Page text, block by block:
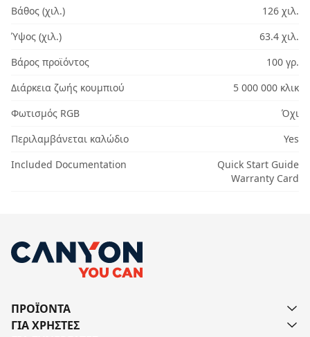
Βάθος (χιλ.)
126 χιλ.
Ύψος (χιλ.)
63.4 χιλ.
Βάρος προϊόντος
100 γρ.
Διάρκεια ζωής κουμπιού
5 000 000 κλικ
Φωτισμός RGB
Όχι
Περιλαμβάνεται καλώδιο
Yes
Included Documentation
Quick Start Guide
Warranty Card
ΠΡΟΪΟΝΤΑ
ΓΙΑ ΧΡΗΣΤΕΣ